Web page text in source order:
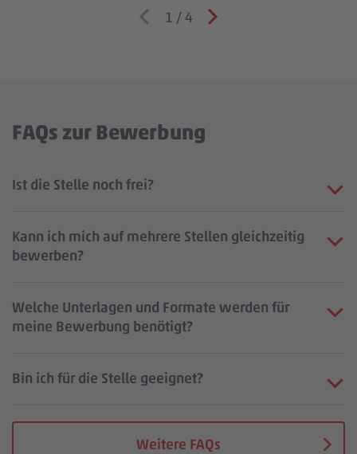
1 / 4
FAQs zur Bewerbung
Ist die Stelle noch frei?
Kann ich mich auf mehrere Stellen gleichzeitig
bewerben?
Welche Unterlagen und Formate werden für
meine Bewerbung benötigt?
Bin ich für die Stelle geeignet?
Weitere FAQs